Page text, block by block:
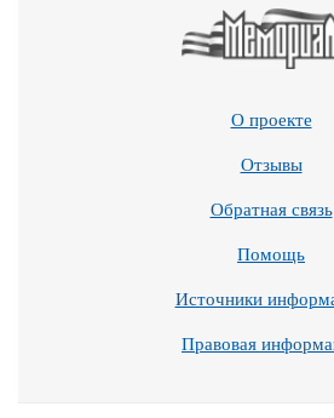
О проекте
Отзывы
Обратная связь
Помощь
Источники
Правовая